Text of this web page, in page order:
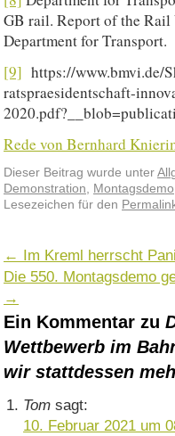
GB rail. Report of the
Department for Transport.
[9] https://www.bmvi.de/
ratspraesidentschaft-
Rede von Bernhard
Dieser Beitrag wurde unter
Demonstration, Montagsdemo
Lesezeichen für den
← Im Kreml herrscht
Die 550. Montagsdemo
→
Ein Kommentar zu
Wettbewerb im
wir stattdessen
Tom sagt:
10. Februar 2021 um